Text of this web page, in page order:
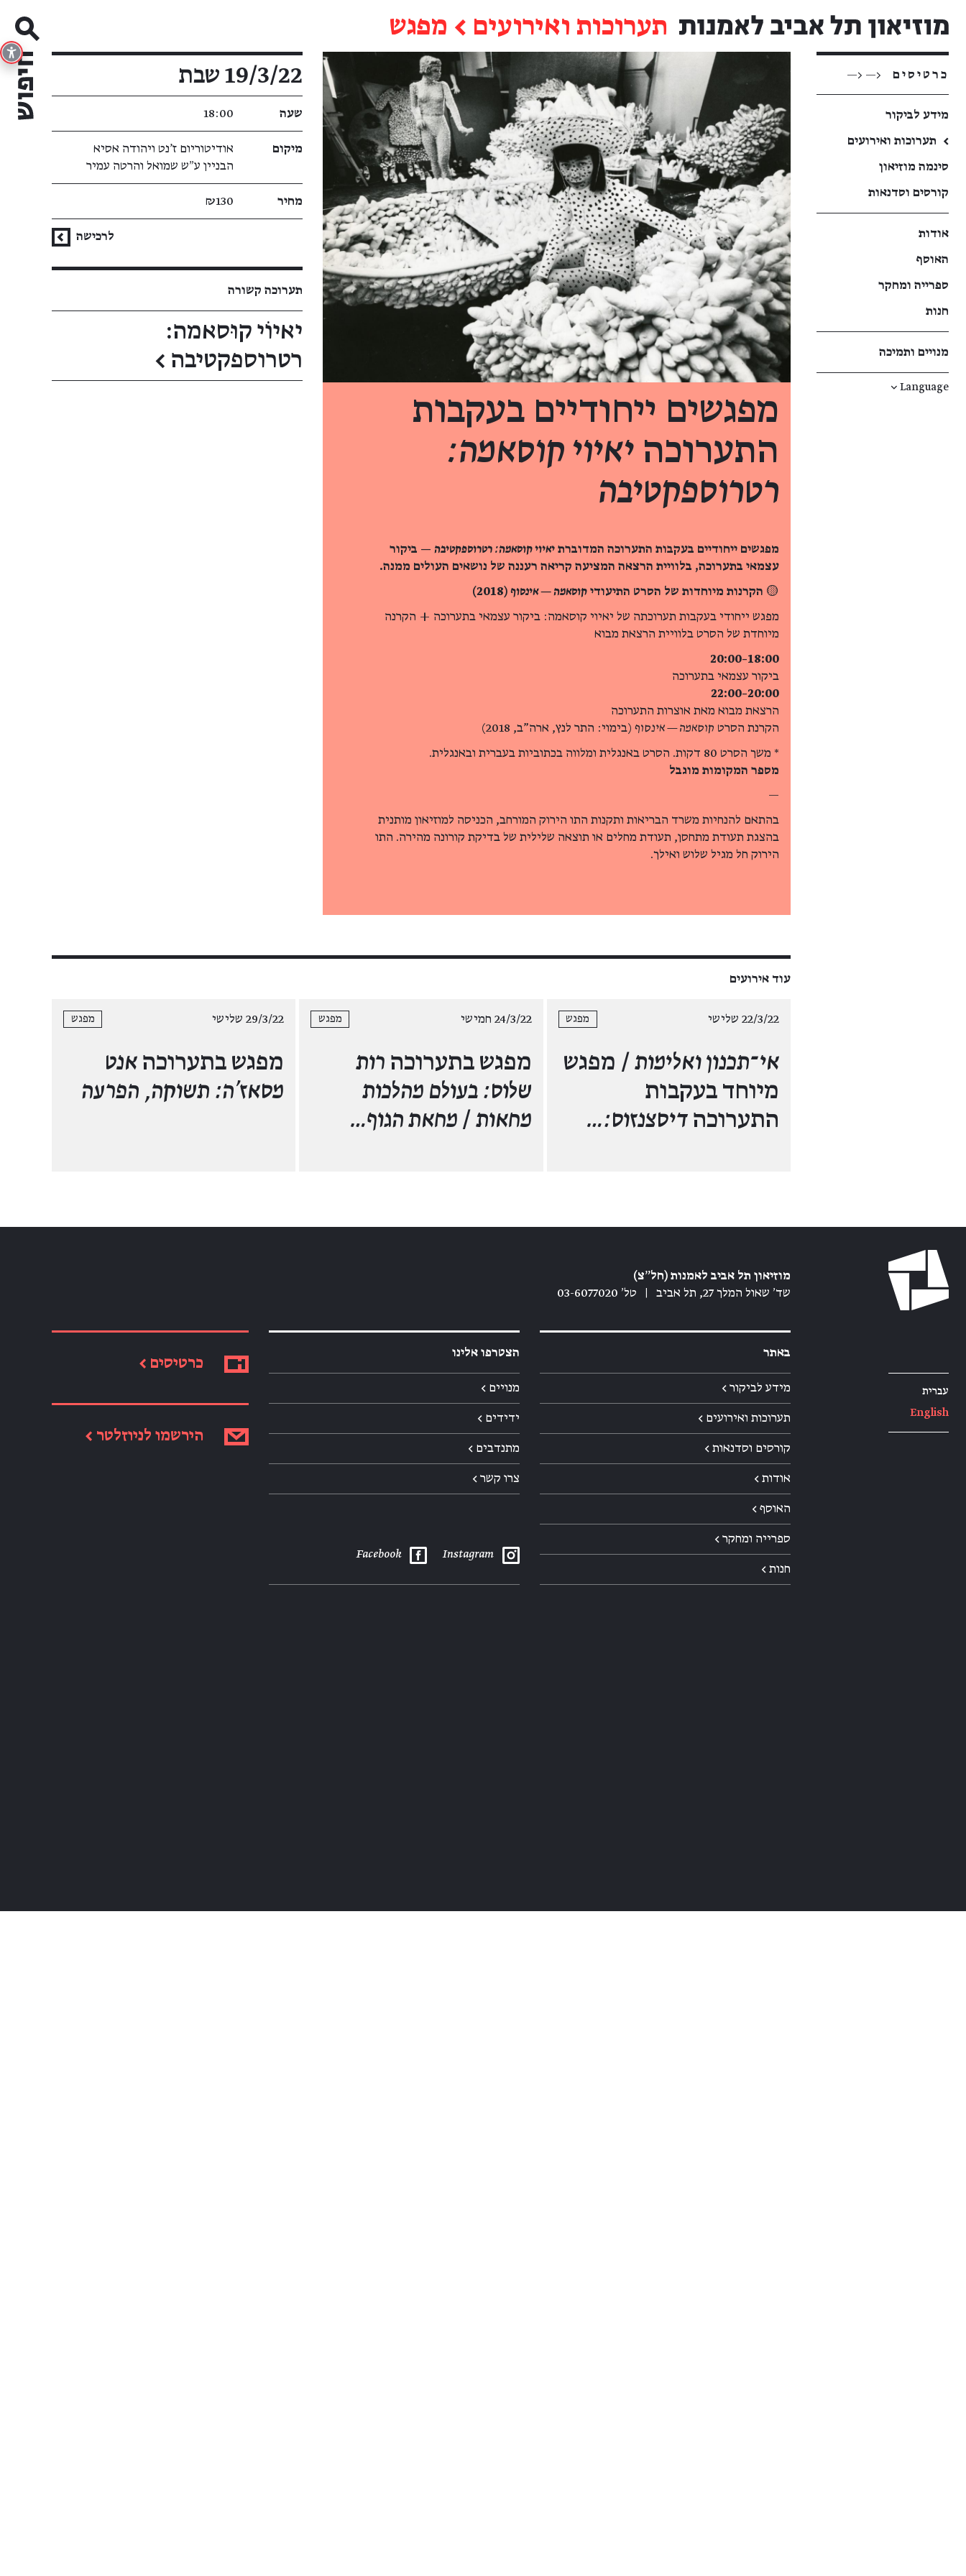
תערוכות ואירועים ← מפגש
כרטיסים <— <—
מידע לביקור
←
תערוכות ואירועים
סינמה מוזיאון
קורסים וסדנאות
אודות
האוסף
ספרייה ומחקר
חנות
מנויים ותמיכה
Language
↓
מפגשים ייחודיים בעקבות
התערוכה יאיוי קוסאמה:
רטרוספקטיבה
מפגשים ייחודיים בעקבות התערוכה המדוברת יאיוי קוסאמה: רטרוספקטיבה — ביקור
עצמאי בתערוכה, בלוויית הרצאה המציעה קריאה רעננה של נושאים העולים ממנה.
🟡 הקרנות מיוחדות של הסרט התיעודי קוסאמה — אינסוף (2018)
מפגש ייחודי בעקבות תערוכתה של יאיוי קוסאמה: ביקור עצמאי בתערוכה + הקרנה
מיוחדת של הסרט בלוויית הרצאת מבוא
18:00–20:00
ביקור עצמאי בתערוכה
20:00–22:00
הרצאת מבוא מאת אוצרות התערוכה
הקרנת הסרט קוסאמה — אינסוף (בימוי: התר לנץ, ארה"ב, 2018)
* משך הסרט 80 דקות. הסרט באנגלית ומלווה בכתוביות בעברית ובאנגלית.
מספר המקומות מוגבל
—
בהתאם להנחיות משרד הבריאות ותקנות התו הירוק המורחב, הכניסה למוזיאון מותנית
בהצגת תעודת מתחסן, תעודת מחלים או תוצאה שלילית של בדיקת קורונה מהירה. התו
הירוק חל מגיל שלוש ואילך.
פרטי האירוע
19/3/22 שבת
שעה 18:00
מיקום
אודיטוריום ז'נט ויהודה אסיא
הבניין ע״ש שמואל והרטה עמיר
מחיר ₪130
לרכישה
תערוכה קשורה
יאיוֹי קוּסאמה:
רטרוספקטיבה ←
עוד אירועים
22/3/22 שלישי מפגש
אי־תכנון ואלימות / מפגש
מיוחד בעקבות
התערוכה דיסצנזוס:…
24/3/22 חמישי מפגש
מפגש בתערוכה רות
שלוס: בעולם מהלכות
מחאות / מחאת הגוף…
29/3/22 שלישי מפגש
מפגש בתערוכה אנט
מסאז'ה: תשוקה, הפרעה
עברית
English
מוזיאון תל אביב לאמנות (חל״צ)
שד׳ שאול המלך 27, תל אביב
טל׳ 03-6077020
באתר
מידע לביקור ←
תערוכות ואירועים ←
קורסים וסדנאות ←
אודות ←
האוסף ←
ספרייה ומחקר ←
חנות ←
הצטרפו אלינו
מנויים ←
ידידים ←
מתנדבים ←
צרו קשר ←
Instagram
Facebook
כרטיסים ←
הירשמו לניוזלטר ←